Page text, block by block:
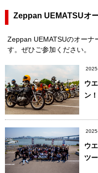
Zeppan UEMATSUオ
Zeppan UEMATSUのオーナ
す。ぜひご参加ください。
ウ
ン！
ウ
ツ